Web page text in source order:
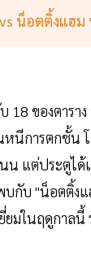
น็อตติ้งแฮม
18 ของตารา
หนีการตกชั้น
น แต่ประตูได้
กับ "น็อตติ้ง
ยมในฤดูกาลนี้